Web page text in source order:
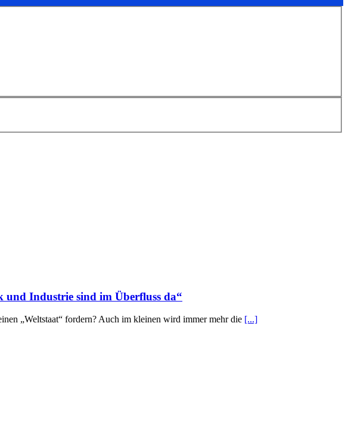
und Industrie sind im Überfluss da“
„Weltstaat“ fordern? Auch im kleinen wird immer mehr die [...]